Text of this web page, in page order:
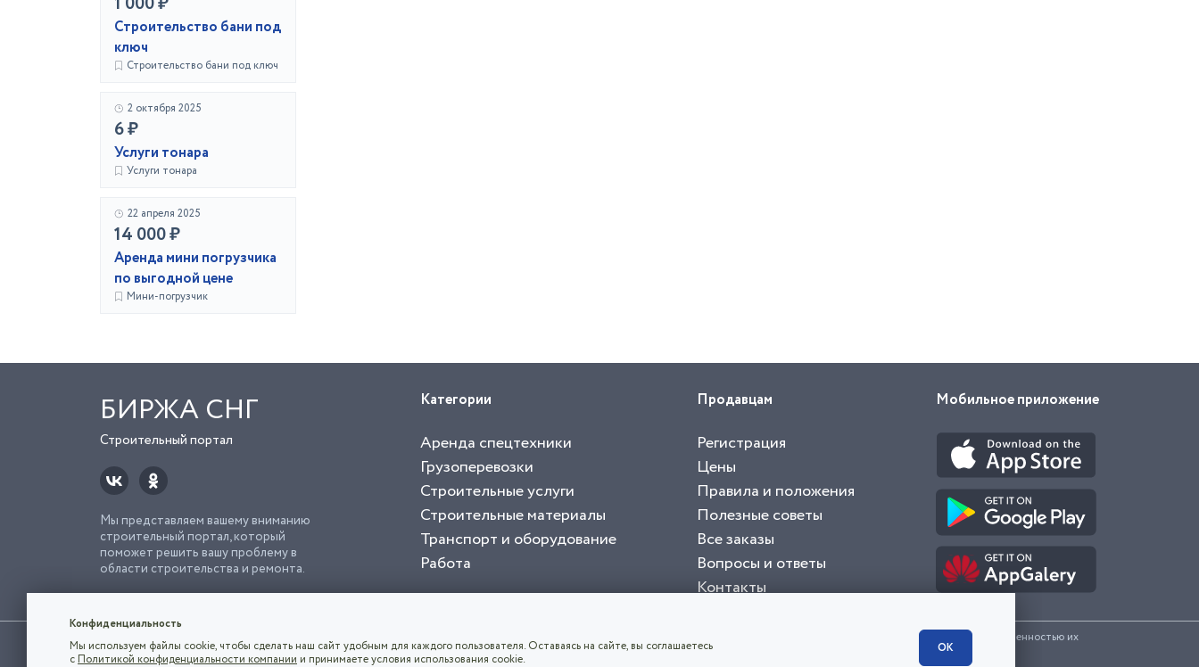
Строительство бани под
ключ
Строительство бани под ключ
2 октября 2025
6 ₽
Услуги тонара
Услуги тонара
22 апреля 2025
14 000 ₽
Аренда мини погрузчика
по выгодной цене
Мини-погрузчик
БИРЖА СНГ
Строительный портал
Мы представляем вашему вниманию
строительный портал, который
поможет решить вашу проблему в
области строительства и ремонта.
Категории
Аренда спецтехники
Грузоперевозки
Строительные услуги
Строительные материалы
Транспорт и оборудование
Работа
Продавцам
Регистрация
Цены
Правила и положения
Полезные советы
Все заказы
Вопросы и ответы
Контакты
Мобильное приложение
Использование сайта, в том числе подача объявлений, означает согласие с
. Все логотипы и торговые марки представленные на сайте являются собственностью их
владельца.
Конфиденциальность
Мы используем файлы cookie, чтобы сделать наш сайт удобным для каждого пользователя. Оставаясь на сайте, вы соглашаетесь
с Политикой конфиденциальности компании и принимаете условия использования cookie.
ОК